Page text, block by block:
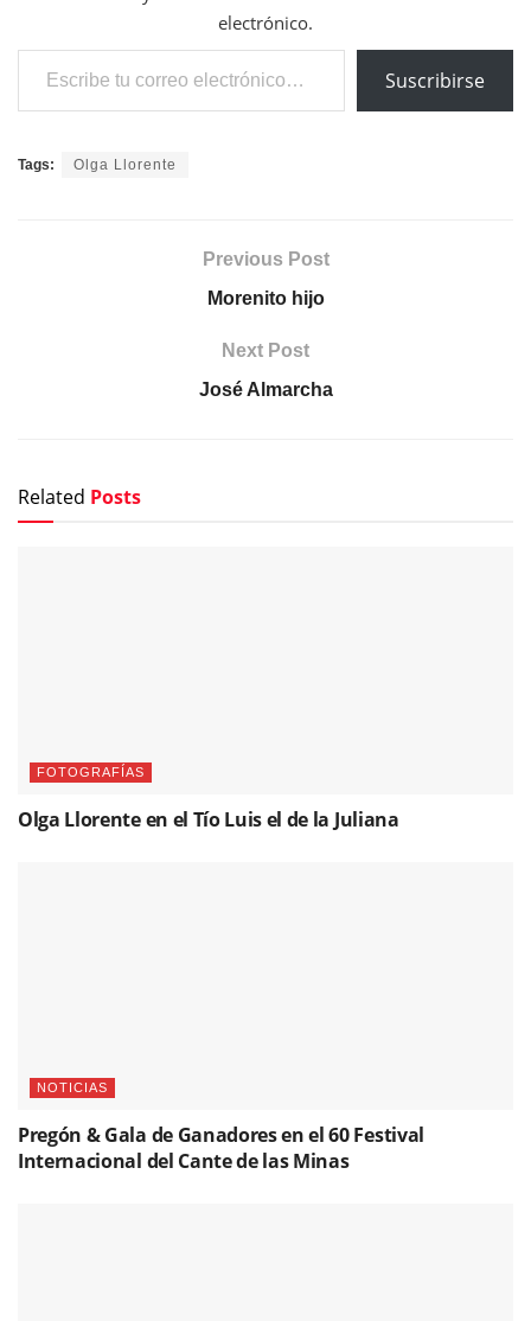
electrónico.
Escribe tu correo electrónico…
Suscribirse
Tags: Olga Llorente
Previous Post
Morenito hijo
Next Post
José Almarcha
Related Posts
FOTOGRAFÍAS
Olga Llorente en el Tío Luis el de la Juliana
NOTICIAS
Pregón & Gala de Ganadores en el 60 Festival
Internacional del Cante de las Minas